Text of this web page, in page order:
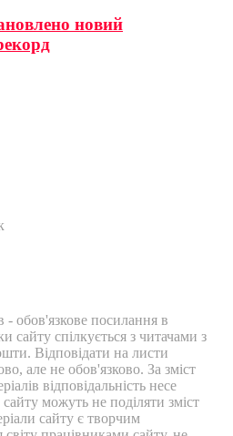
новий
- обов'язкове посилання в
сайту спілкується з читачами з
Відповідати на листи
але не обов'язково. За зміст
відповідальність несе
можуть не поділяти зміст
сайту є творчим